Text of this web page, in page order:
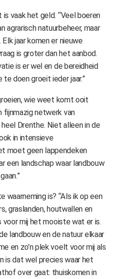
vaak het geld. “Veel boeren
agrarisch natuurbeheer, maar
jaar komen er nieuwe
is groter dan het aanbod.
is er wel en de bereidheid
doen groeit ieder jaar.”
wie weet komt ooit
fijnmazig netwerk van
Drenthe. Niet alleen in de
in intensieve
moet geen lappendeken
een landschap waar landbouw
waarneming is? “Als ik op een
graslanden, houtwallen en
mij het mooiste wat er is.
landbouw en de natuur elkaar
en zo’n plek voelt voor mij als
is dat wel precies waar het
over gaat: thuiskomen in